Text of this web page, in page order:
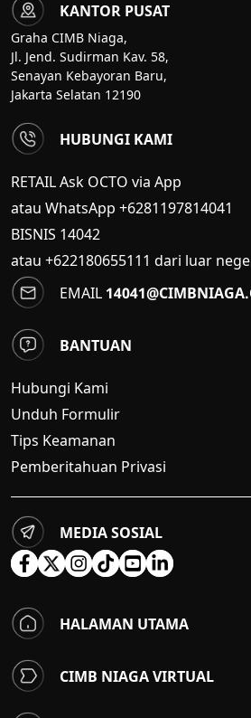
KANTOR PUSAT
Graha CIMB Niaga,
Jl. Jend. Sudirman Kav. 58,
Senayan Kebayoran Baru,
Jakarta Selatan 12190
HUBUNGI KAMI
RETAIL Ask OCTO via App
atau WhatsApp +6281197814041
BISNIS 14042
atau +622180655111 dari luar
EMAIL
BANTUAN
Hubungi Kami
Unduh Formulir
Tips Keamanan
Pemberitahuan Privasi
MEDIA SOSIAL
HALAMAN UTAMA
CIMB NIAGA VIRTUAL